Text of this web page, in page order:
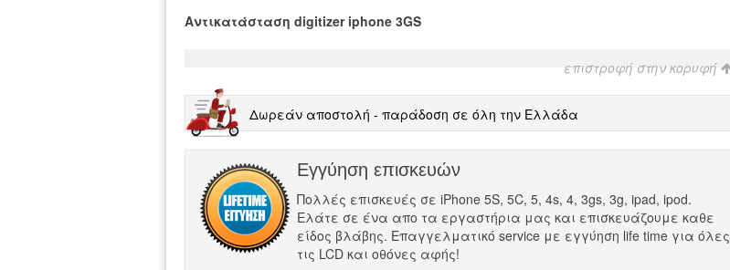
Αντικατάσταση digitizer iphone 3GS
επιστροφή στην κορυφή
Δωρεάν αποστολή - παράδοση σε όλη την Ελλάδα
Εγγύηση επισκευών
Πολλές επισκευές σε iPhone 5S, 5C, 5, 4s, 4, 3gs, 3g, ipad, ipod.
Ελάτε σε ένα απο τα εργαστήρια μας και επισκευάζουμε καθε
είδος βλάβης. Επαγγελματικό service με εγγύηση life time για όλες
τις LCD και οθόνες αφής!